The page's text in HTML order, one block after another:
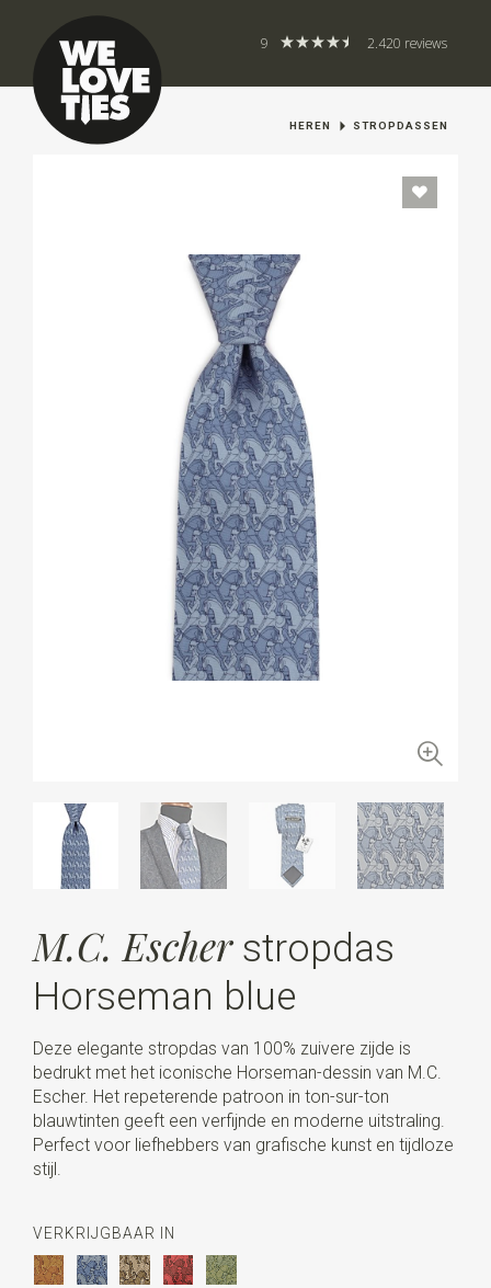
9 2.420 reviews
HEREN STROPDASSEN
M.C. Escher stropdas
Horseman blue
Deze elegante stropdas van 100% zuivere zijde is
bedrukt met het iconische Horseman-dessin van M.C.
Escher. Het repeterende patroon in ton-sur-ton
blauwtinten geeft een verfijnde en moderne uitstraling.
Perfect voor liefhebbers van grafische kunst en tijdloze
stijl.
VERKRIJGBAAR IN